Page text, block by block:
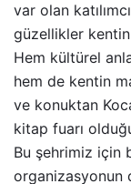
var olan
güzellikler
Hem kültürel
hem de kentin
ve konuktan
kitap fuarı
Bu şehrimiz için
organizasyonun